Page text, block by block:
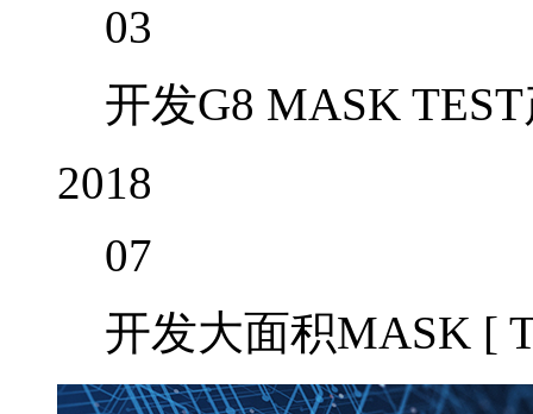
03
开发G8 MASK
2018
07
开发大面积MASK [